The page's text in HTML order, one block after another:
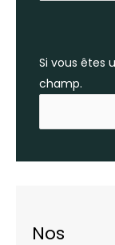
Si vous êtes
champ.
Nos